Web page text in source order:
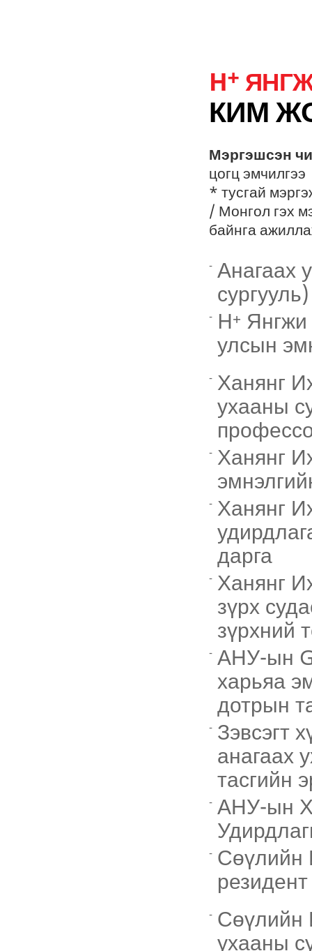
H+
КИМ
Мэргэшсэн
цогц эмчилгээ
* тусгай
/ Монгол гэх
байнга
Анагаах
сургууль)
H+
улсын
Ханянг
ухааны
Ханянг
Ханянг
дарга
Ханянг
зүрх
зүрхний
АНУ-ын
харьяа
дотрын
Зэвсэгт
анагаах
тасгийн
АНУ-ын
Сөүлийн
резидент
Сөүлийн
ухааны